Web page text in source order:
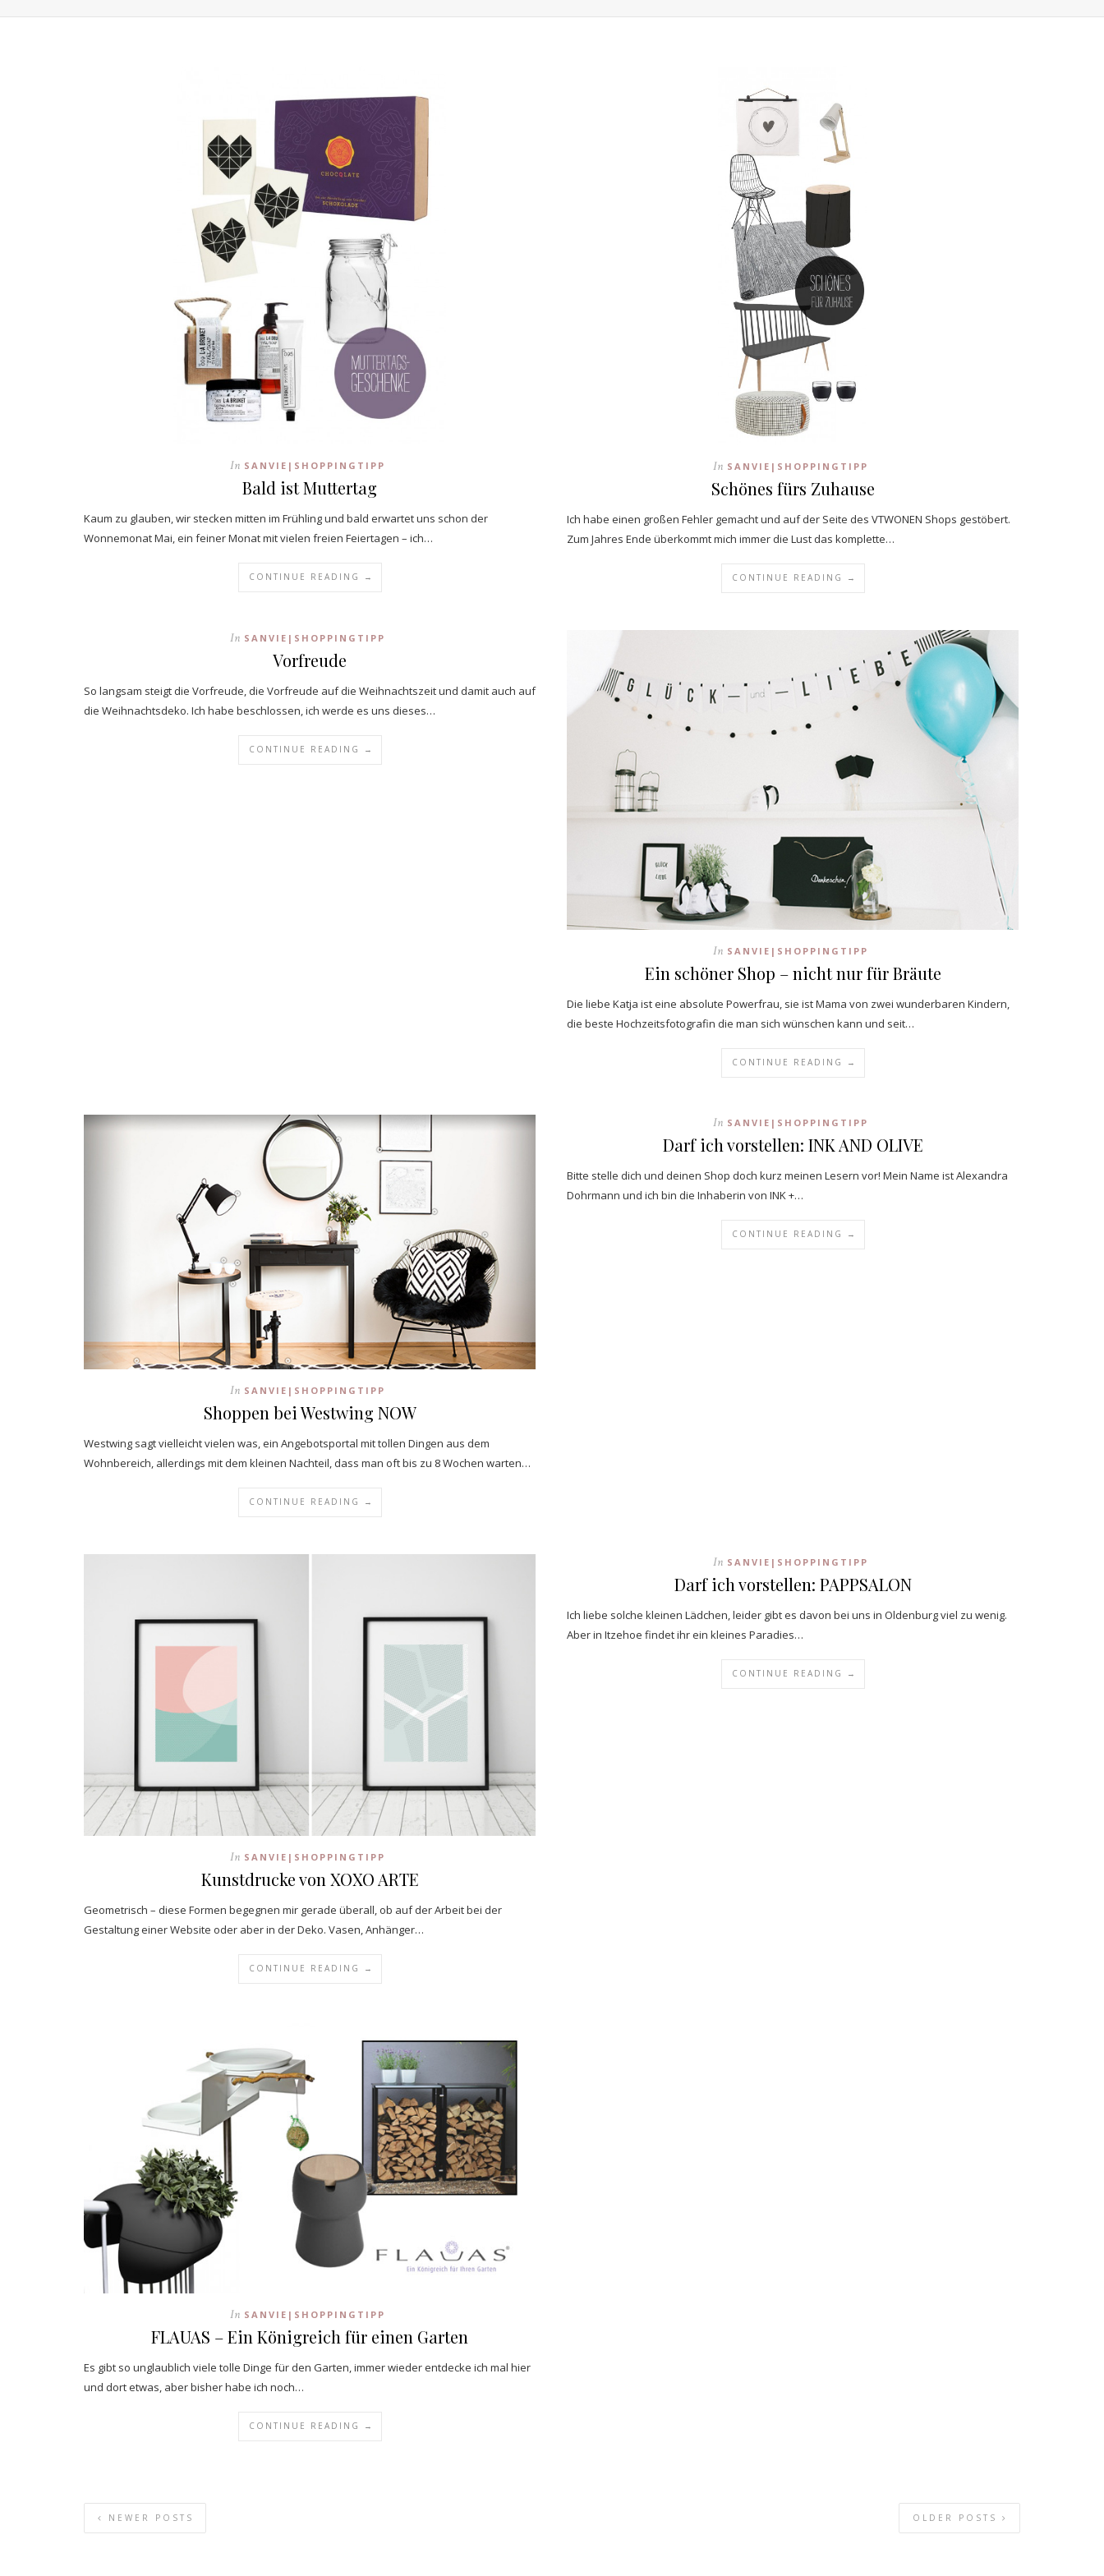
In SANVIE|SHOPPINGTIPP
Bald ist Muttertag
Kaum zu glauben, wir stecken mitten im Frühling und bald erwartet uns schon der
Wonnemonat Mai, ein feiner Monat mit vielen freien Feiertagen – ich…
CONTINUE READING →
In SANVIE|SHOPPINGTIPP
Schönes fürs Zuhause
Ich habe einen großen Fehler gemacht und auf der Seite des VTWONEN Shops gestöbert.
Zum Jahres Ende überkommt mich immer die Lust das komplette…
CONTINUE READING →
In SANVIE|SHOPPINGTIPP
Vorfreude
So langsam steigt die Vorfreude, die Vorfreude auf die Weihnachtszeit und damit auch auf
die Weihnachtsdeko. Ich habe beschlossen, ich werde es uns dieses…
CONTINUE READING →
In SANVIE|SHOPPINGTIPP
Ein schöner Shop – nicht nur für Bräute
Die liebe Katja ist eine absolute Powerfrau, sie ist Mama von zwei wunderbaren Kindern,
die beste Hochzeitsfotografin die man sich wünschen kann und seit…
CONTINUE READING →
In SANVIE|SHOPPINGTIPP
Shoppen bei Westwing NOW
Westwing sagt vielleicht vielen was, ein Angebotsportal mit tollen Dingen aus dem
Wohnbereich, allerdings mit dem kleinen Nachteil, dass man oft bis zu 8 Wochen warten…
CONTINUE READING →
In SANVIE|SHOPPINGTIPP
Darf ich vorstellen: INK AND OLIVE
Bitte stelle dich und deinen Shop doch kurz meinen Lesern vor! Mein Name ist Alexandra
Dohrmann und ich bin die Inhaberin von INK +…
CONTINUE READING →
In SANVIE|SHOPPINGTIPP
Kunstdrucke von XOXO ARTE
Geometrisch – diese Formen begegnen mir gerade überall, ob auf der Arbeit bei der
Gestaltung einer Website oder aber in der Deko. Vasen, Anhänger…
CONTINUE READING →
In SANVIE|SHOPPINGTIPP
Darf ich vorstellen: PAPPSALON
Ich liebe solche kleinen Lädchen, leider gibt es davon bei uns in Oldenburg viel zu wenig.
Aber in Itzehoe findet ihr ein kleines Paradies…
CONTINUE READING →
In SANVIE|SHOPPINGTIPP
FLAUAS – Ein Königreich für einen Garten
Es gibt so unglaublich viele tolle Dinge für den Garten, immer wieder entdecke ich mal hier
und dort etwas, aber bisher habe ich noch…
CONTINUE READING →
OLDER POSTS
NEWER POSTS